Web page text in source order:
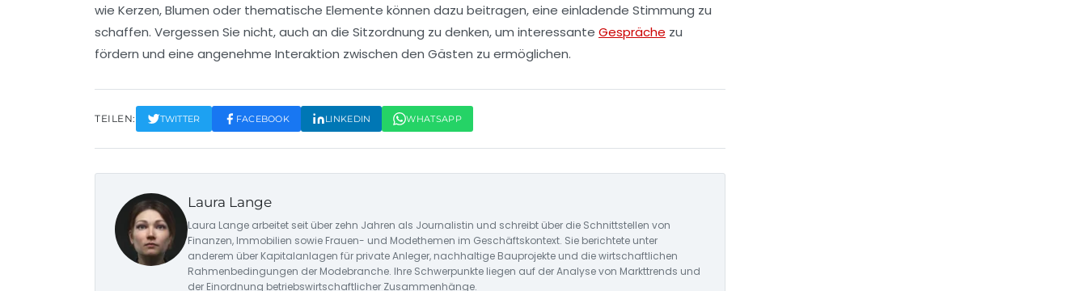
wie Kerzen, Blumen oder thematische Elemente können dazu beitragen, eine einladende Stimmung zu
schaffen. Vergessen Sie nicht, auch an die Sitzordnung zu denken, um interessante Gespräche zu
fördern und eine angenehme Interaktion zwischen den Gästen zu ermöglichen.
TEILEN: TWITTER FACEBOOK LINKEDIN WHATSAPP
Laura Lange
Laura Lange arbeitet seit über zehn Jahren als Journalistin und schreibt über die Schnittstellen von
Finanzen, Immobilien sowie Frauen- und Modethemen im Geschäftskontext. Sie berichtete unter
anderem über Kapitalanlagen für private Anleger, nachhaltige Bauprojekte und die wirtschaftlichen
Rahmenbedingungen der Modebranche. Ihre Schwerpunkte liegen auf der Analyse von Markttrends und
der Einordnung betriebswirtschaftlicher Zusammenhänge.